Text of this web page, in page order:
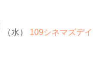
（水） 109シネマズデイ